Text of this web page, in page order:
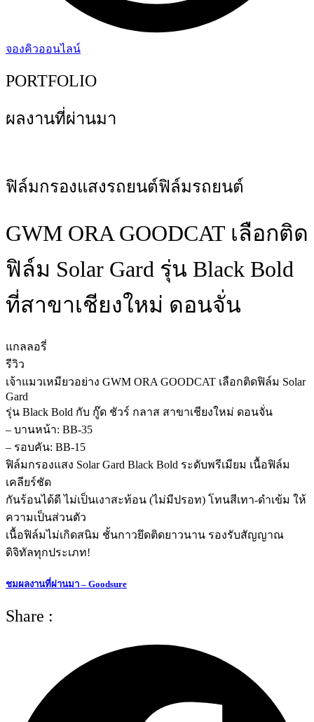
จองคิวออนไลน์
PORTFOLIO
ผลงานที่ผ่านมา
ฟิล์มกรองแสงรถยนต์ฟิล์มรถยนต์
GWM ORA GOODCAT เลือกติด
ฟิล์ม Solar Gard รุ่น Black Bold
ที่สาขาเชียงใหม่ ดอนจั่น
แกลลอรี่
รีวิว
เจ้าแมวเหมียวอย่าง GWM ORA GOODCAT เลือกติดฟิล์ม Solar
Gard
รุ่น Black Bold กับ กู๊ด ชัวร์ กลาส สาขาเชียงใหม่ ดอนจั่น
– บานหน้า: BB-35
– รอบคัน: BB-15
ฟิล์มกรองแสง Solar Gard Black Bold ระดับพรีเมียม เนื้อฟิล์ม
เคลียร์ชัด
กันร้อนได้ดี ไม่เป็นเงาสะท้อน (ไม่มีปรอท) โทนสีเทา-ดำเข้ม ให้
ความเป็นส่วนตัว
เนื้อฟิล์มไม่เกิดสนิม ชั้นกาวยึดติดยาวนาน รองรับสัญญาณ
ดิจิทัลทุกประเภท!
ชมผลงานที่ผ่านมา – Goodsure
Share :